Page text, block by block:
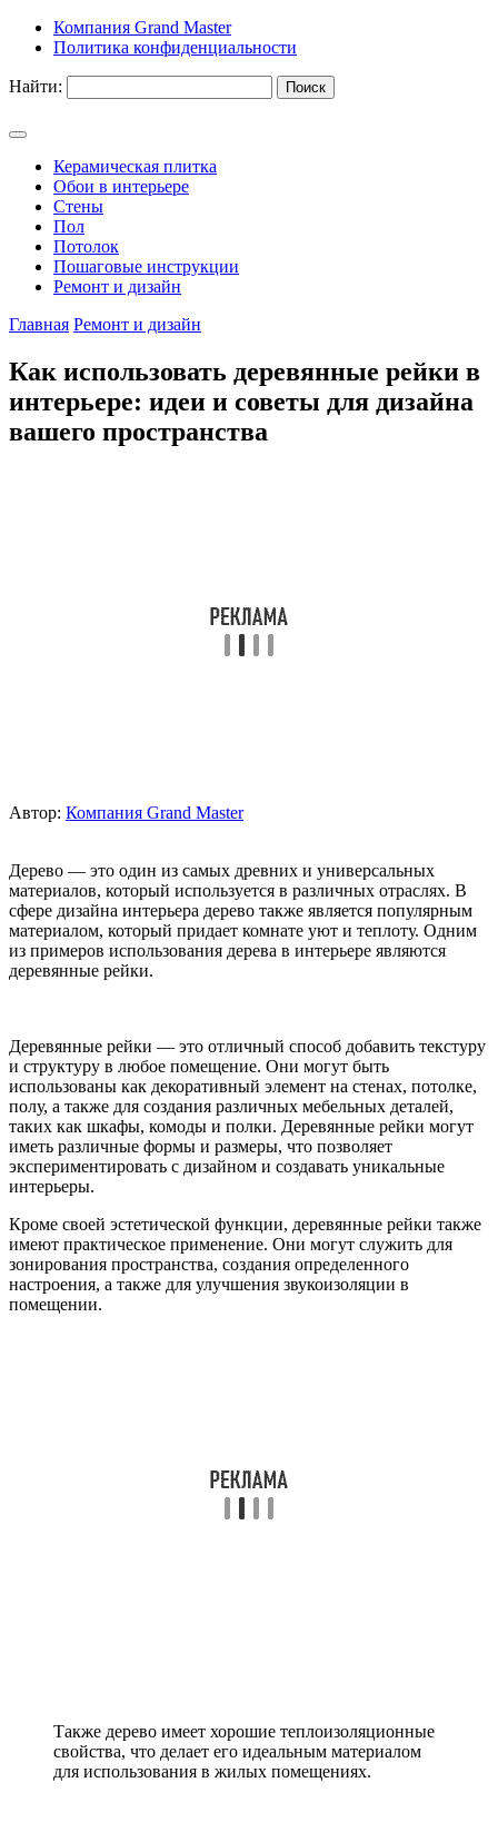
Компания Grand Master
Политика конфиденциальности
Найти:
Керамическая плитка
Обои в интерьере
Стены
Пол
Потолок
Пошаговые инструкции
Ремонт и дизайн
Главная Ремонт и дизайн
Как использовать деревянные рейки в
интерьере: идеи и советы для дизайна
вашего пространства
Автор: Компания Grand Master
Дерево — это один из самых древних и универсальных
материалов, который используется в различных отраслях. В
сфере дизайна интерьера дерево также является популярным
материалом, который придает комнате уют и теплоту. Одним
из примеров использования дерева в интерьере являются
деревянные рейки.
Деревянные рейки — это отличный способ добавить текстуру
и структуру в любое помещение. Они могут быть
использованы как декоративный элемент на стенах, потолке,
полу, а также для создания различных мебельных деталей,
таких как шкафы, комоды и полки. Деревянные рейки могут
иметь различные формы и размеры, что позволяет
экспериментировать с дизайном и создавать уникальные
интерьеры.
Кроме своей эстетической функции, деревянные рейки также
имеют практическое применение. Они могут служить для
зонирования пространства, создания определенного
настроения, а также для улучшения звукоизоляции в
помещении.
Также дерево имеет хорошие теплоизоляционные
свойства, что делает его идеальным материалом
для использования в жилых помещениях.